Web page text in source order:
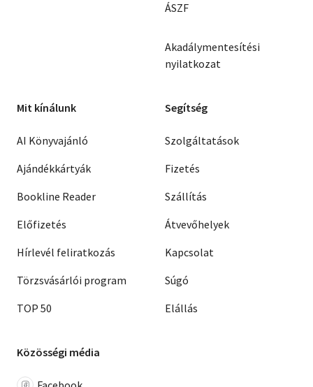
ÁSZF
Akadálymentesítési
nyilatkozat
Mit kínálunk
AI Könyvajánló
Ajándékkártyák
Bookline Reader
Előfizetés
Hírlevél feliratkozás
Törzsvásárlói program
TOP 50
Segítség
Szolgáltatások
Fizetés
Szállítás
Átvevőhelyek
Kapcsolat
Súgó
Elállás
Közösségi média